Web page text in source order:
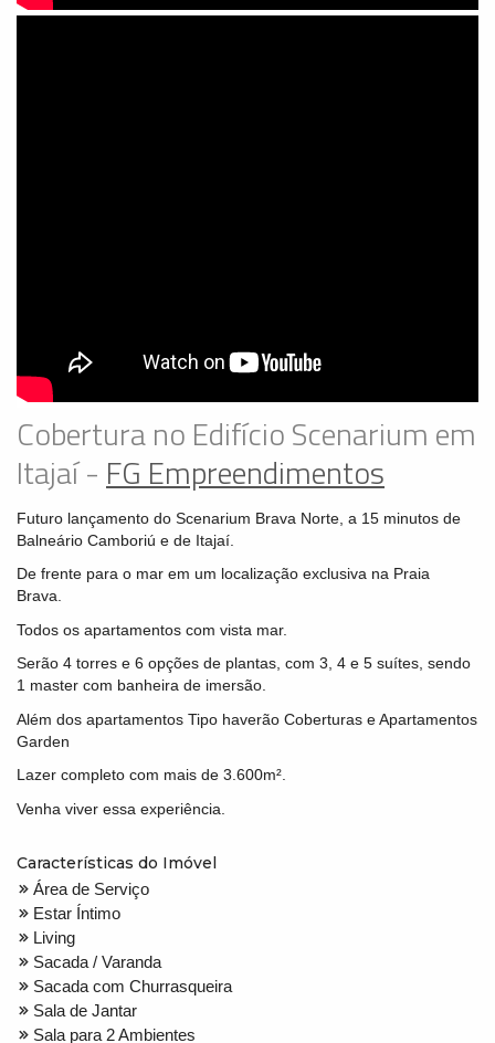
Cobertura no Edifício Scenarium em
Itajaí - FG Empreendimentos
Futuro lançamento do Scenarium Brava Norte, a 15 minutos de
Balneário Camboriú e de Itajaí.
De frente para o mar em um localização exclusiva na Praia
Brava.
Todos os apartamentos com vista mar.
Serão 4 torres e 6 opções de plantas, com 3, 4 e 5 suítes, sendo
1 master com banheira de imersão.
Além dos apartamentos Tipo haverão Coberturas e Apartamentos
Garden
Lazer completo com mais de 3.600m².
Venha viver essa experiência.
Características do Imóvel
Área de Serviço
Estar Íntimo
Living
Sacada / Varanda
Sacada com Churrasqueira
Sala de Jantar
Sala para 2 Ambientes